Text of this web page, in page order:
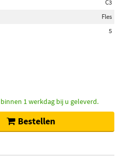
C3
Fles
5
1 werkdag bij u geleverd.
Bestellen